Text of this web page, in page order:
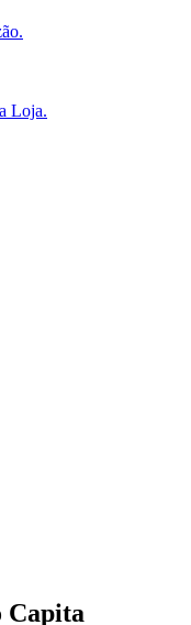
Loja.
Capita